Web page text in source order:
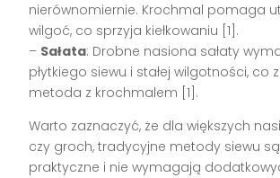
nierównomiernie. Krochmal pomaga
wilgoć, co sprzyja kiełkowaniu [1].
– Sałata: Drobne nasiona sałaty
płytkiego siewu i stałej wilgotności, co
metoda z krochmalem [1].
Warto zaznaczyć, że dla większych
czy groch, tradycyjne metody siewu
praktyczne i nie wymagają